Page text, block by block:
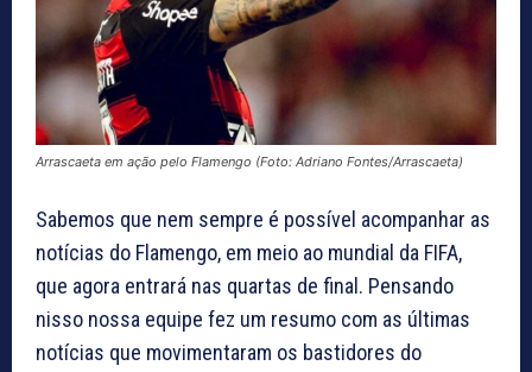
Arrascaeta em ação pelo Flamengo (Foto: Adriano Fontes/Arrascaeta)
Sabemos que nem sempre é possível acompanhar as
notícias do Flamengo, em meio ao mundial da FIFA,
que agora entrará nas quartas de final. Pensando
nisso nossa equipe fez um resumo com as últimas
notícias que movimentaram os bastidores do